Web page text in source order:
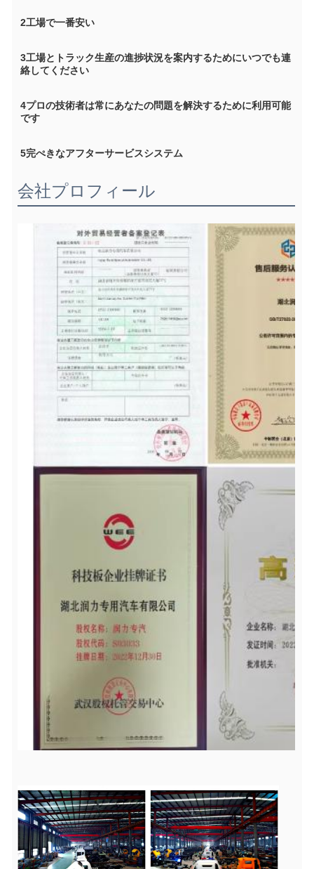
2工場で一番安い
3工場とトラック生産の進捗状況を案内するためにいつでも連
絡してください
4プロの技術者は常にあなたの問題を解決するために利用可能
です
5完ぺきなアフターサービスシステム
会社プロフィール